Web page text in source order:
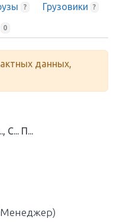
? Грузовики ?
0
данных,
C... П...